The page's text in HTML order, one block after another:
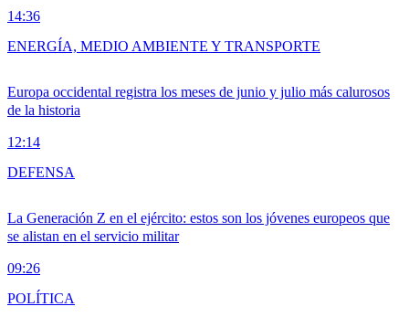
14:36
Europa occidental registra los meses de junio y julio más calurosos
de la historia
12:14
ENERGÍA, MEDIO AMBIENTE Y TRANSPORTE
La Generación Z en el ejército: estos son los jóvenes europeos que
se alistan en el servicio militar
09:26
DEFENSA
POLÍTICA